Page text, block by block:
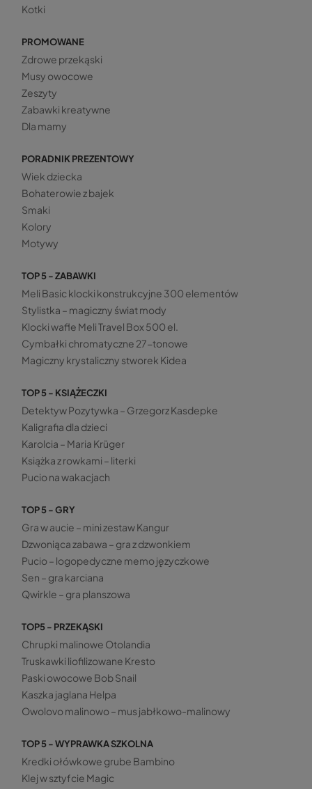
Kotki
PROMOWANE
Zdrowe przekąski
Musy owocowe
Zeszyty
Zabawki kreatywne
Dla mamy
PORADNIK PREZENTOWY
Wiek dziecka
Bohaterowie z bajek
Smaki
Kolory
Motywy
TOP 5 - ZABAWKI
Meli Basic klocki konstrukcyjne 300 elementów
Stylistka – magiczny świat mody
Klocki wafle Meli Travel Box 500 el.
Cymbałki chromatyczne 27-tonowe
Magiczny krystaliczny stworek Kidea
TOP 5 - KSIĄŻECZKI
Detektyw Pozytywka – Grzegorz Kasdepke
Kaligrafia dla dzieci
Karolcia – Maria Krüger
Książka z rowkami – literki
Pucio na wakacjach
TOP 5 - GRY
Gra w aucie – mini zestaw Kangur
Dzwoniąca zabawa – gra z dzwonkiem
Pucio – logopedyczne memo języczkowe
Sen – gra karciana
Qwirkle – gra planszowa
TOP5 - PRZEKĄSKI
Chrupki malinowe Otolandia
Truskawki liofilizowane Kresto
Paski owocowe Bob Snail
Kaszka jaglana Helpa
Owolovo malinowo – mus jabłkowo-malinowy
TOP 5 - WYPRAWKA SZKOLNA
Kredki ołówkowe grube Bambino
Klej w sztyfcie Magic